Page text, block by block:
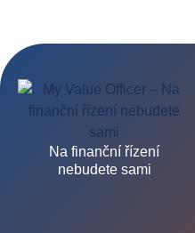
Na finanční řízení
nebudete sami